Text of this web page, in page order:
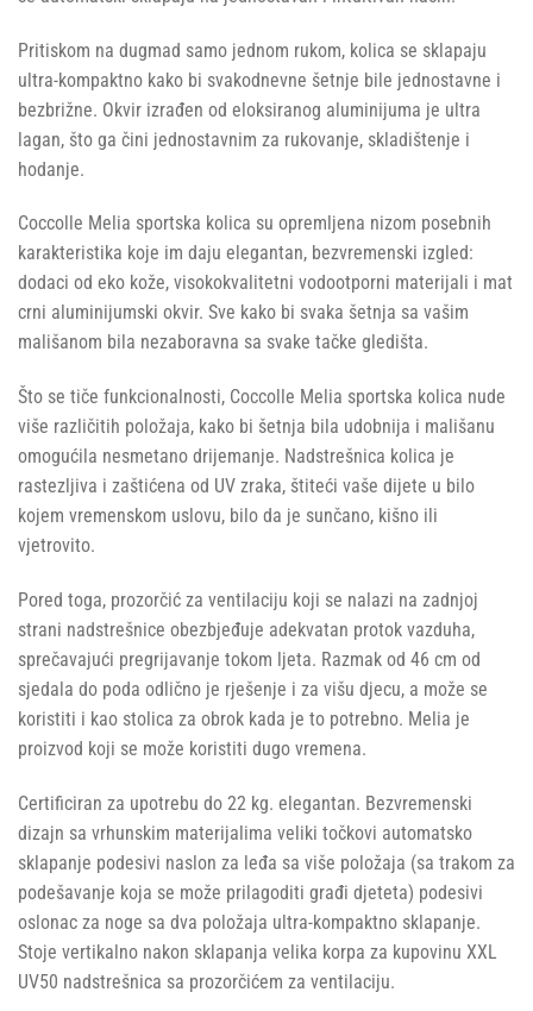
Pritiskom na dugmad samo jednom rukom, kolica se sklapaju
ultra-kompaktno kako bi svakodnevne šetnje bile jednostavne i
bezbrižne. Okvir izrađen od eloksiranog aluminijuma je ultra
lagan, što ga čini jednostavnim za rukovanje, skladištenje i
hodanje.
Coccolle Melia sportska kolica su opremljena nizom posebnih
karakteristika koje im daju elegantan, bezvremenski izgled:
dodaci od eko kože, visokokvalitetni vodootporni materijali i mat
crni aluminijumski okvir. Sve kako bi svaka šetnja sa vašim
mališanom bila nezaboravna sa svake tačke gledišta.
Što se tiče funkcionalnosti, Coccolle Melia sportska kolica nude
više različitih položaja, kako bi šetnja bila udobnija i mališanu
omogućila nesmetano drijemanje. Nadstrešnica kolica je
rastezljiva i zaštićena od UV zraka, štiteći vaše dijete u bilo
kojem vremenskom uslovu, bilo da je sunčano, kišno ili
vjetrovito.
Pored toga, prozorčić za ventilaciju koji se nalazi na zadnjoj
strani nadstrešnice obezbjeđuje adekvatan protok vazduha,
sprečavajući pregrijavanje tokom ljeta. Razmak od 46 cm od
sjedala do poda odlično je rješenje i za višu djecu, a može se
koristiti i kao stolica za obrok kada je to potrebno. Melia je
proizvod koji se može koristiti dugo vremena.
Certificiran za upotrebu do 22 kg. elegantan. Bezvremenski
dizajn sa vrhunskim materijalima veliki točkovi automatsko
sklapanje podesivi naslon za leđa sa više položaja (sa trakom za
podešavanje koja se može prilagoditi građi djeteta) podesivi
oslonac za noge sa dva položaja ultra-kompaktno sklapanje.
Stoje vertikalno nakon sklapanja velika korpa za kupovinu XXL
UV50 nadstrešnica sa prozorčićem za ventilaciju.